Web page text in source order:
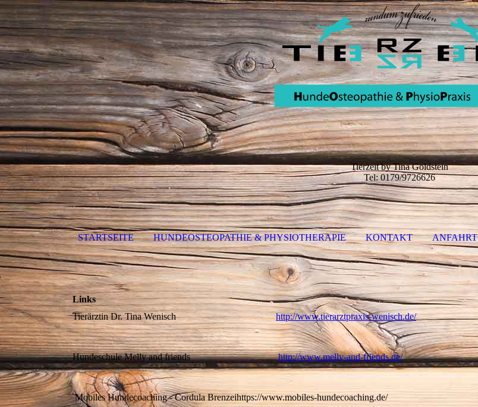
Tierzeit by Tina Goldstein
Tel: 0179/9726626
STARTSEITE HUNDEOSTEOPATHIE & PHYSIOTHERAPIE KONTAKT ANFAHRT
Links
Tierärztin Dr. Tina Wenischhttp://www.tierarztpraxis-wenisch.de/
Hundeschule Melly and friendshttp://www.melly-and-friends.de/
Mobiles Hundecoaching - Cordula Brenzeihttps://www.mobiles-hundecoaching.de/